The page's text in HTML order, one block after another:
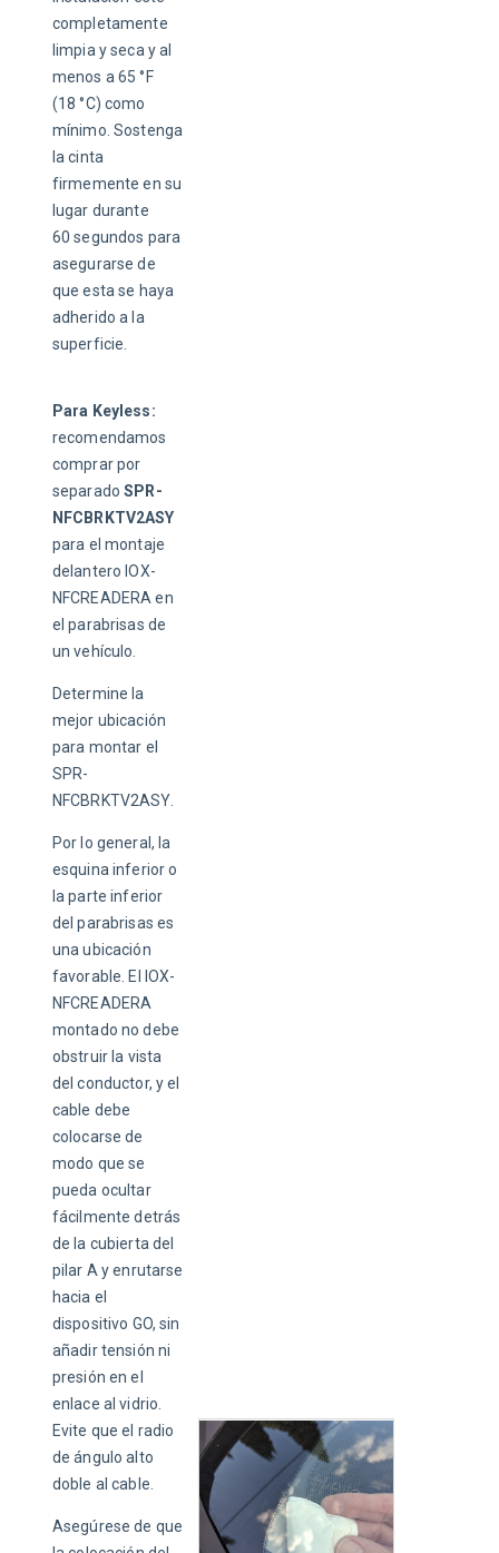
completamente
limpia y seca y al
menos a 65 °F
(18 °C) como
mínimo. Sostenga
la cinta
firmemente en su
lugar durante
60 segundos para
asegurarse de
que esta se haya
adherido a la
superficie.
Para Keyless:
recomendamos
comprar por
separado SPR-
NFCBRKTV2ASY
para el montaje
delantero IOX-
NFCREADERA en
el parabrisas de
un vehículo.
Determine la
mejor ubicación
para montar el
SPR-
NFCBRKTV2ASY.
Por lo general, la
esquina inferior o
la parte inferior
del parabrisas es
una ubicación
favorable. El IOX-
NFCREADERA
montado no debe
obstruir la vista
del conductor, y el
cable debe
colocarse de
modo que se
pueda ocultar
fácilmente detrás
de la cubierta del
pilar A y enrutarse
hacia el
dispositivo GO, sin
añadir tensión ni
presión en el
enlace al vidrio.
Evite que el radio
de ángulo alto
doble al cable.
Asegúrese de que